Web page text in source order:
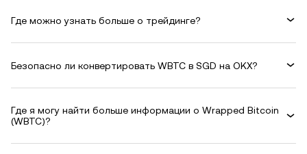
Где можно узнать больше о трейдинге?
Безопасно ли конвертировать WBTC в SGD на OKX?
Где я могу найти больше информации о Wrapped Bitcoin
(WBTC)?